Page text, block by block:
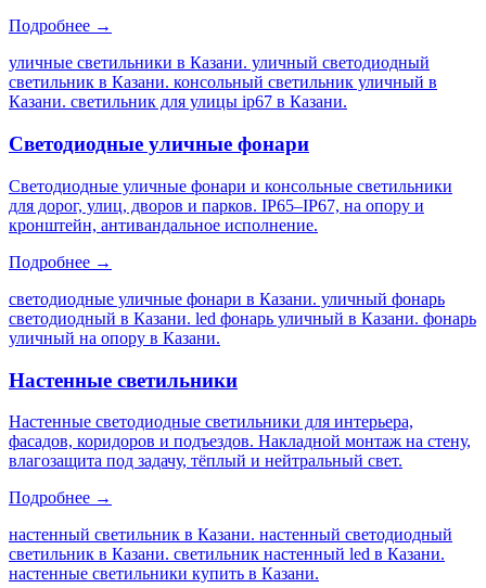
Подробнее →
уличные светильники в Казани. уличный светодиодный
светильник в Казани. консольный светильник уличный в
Казани. светильник для улицы ip67 в Казани.
Светодиодные уличные фонари
Светодиодные уличные фонари и консольные светильники
для дорог, улиц, дворов и парков. IP65–IP67, на опору и
кронштейн, антивандальное исполнение.
Подробнее →
светодиодные уличные фонари в Казани. уличный фонарь
светодиодный в Казани. led фонарь уличный в Казани. фонарь
уличный на опору в Казани.
Настенные светильники
Настенные светодиодные светильники для интерьера,
фасадов, коридоров и подъездов. Накладной монтаж на стену,
влагозащита под задачу, тёплый и нейтральный свет.
Подробнее →
настенный светильник в Казани. настенный светодиодный
светильник в Казани. светильник настенный led в Казани.
настенные светильники купить в Казани.